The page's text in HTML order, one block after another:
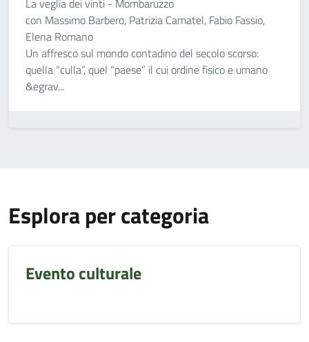
La veglia dei vinti - Mombaruzzo
con Massimo Barbero, Patrizia Camatel, Fabio Fassio,
Elena Romano
Un affresco sul mondo contadino del secolo scorso:
quella “culla”, quel “paese” il cui ordine fisico e umano
&egrav...
Esplora per categoria
Evento culturale